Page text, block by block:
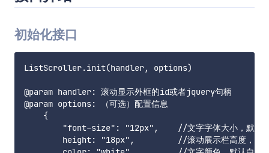
初始化接口
ListScroller.init(handler, options)
@param handler: 滚动显示外框的id或者jquery句柄
@param options: （可选）配置信息
    {
"font-size": "12px",    //文字字体大小，默认
height: "18px",         //滚动展示栏高度，默